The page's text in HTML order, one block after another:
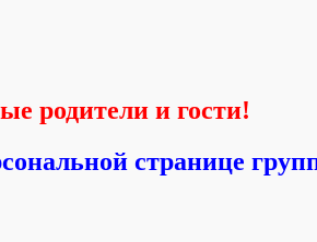
родители и гости!
странице